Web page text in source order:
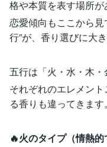
格や本質を表す場所が
恋愛傾向もここから
行”が、香り選びに大
五行は「火・水・木・
それぞれのエレメン
る香りも違ってきます。
🔥火のタイプ（情熱的